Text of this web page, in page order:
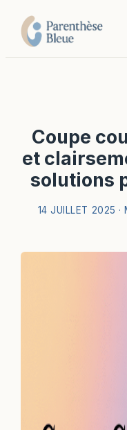
Coupe
et
solutions
14 JUILLET 2025 ·